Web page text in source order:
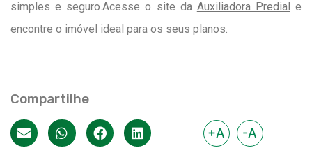
simples e seguro.Acesse o site da Auxiliadora Predial e
encontre o imóvel ideal para os seus planos.
Compartilhe
+A -A